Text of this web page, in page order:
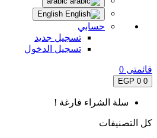
حسابي
تسجيل جديد
تسجيل الدخول
قائمتى 0
0
0 EGP
سلة الشراء فارغة !
كل التصنيفات